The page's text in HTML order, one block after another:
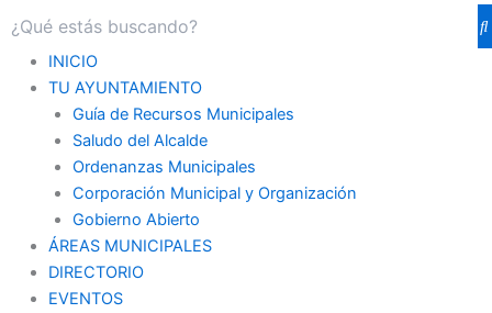
INICIO
TU AYUNTAMIENTO
Guía de Recursos Municipales
Saludo del Alcalde
Ordenanzas Municipales
Corporación Municipal y Organización
Gobierno Abierto
ÁREAS MUNICIPALES
DIRECTORIO
EVENTOS